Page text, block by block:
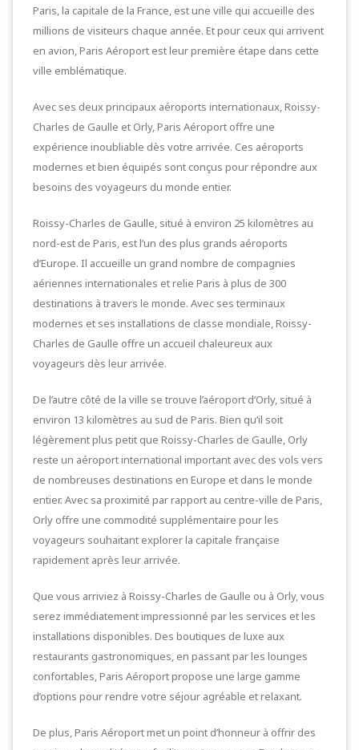
Paris, la capitale de la France, est une ville qui accueille des
millions de visiteurs chaque année. Et pour ceux qui arrivent
en avion, Paris Aéroport est leur première étape dans cette
ville emblématique.
Avec ses deux principaux aéroports internationaux, Roissy-
Charles de Gaulle et Orly, Paris Aéroport offre une
expérience inoubliable dès votre arrivée. Ces aéroports
modernes et bien équipés sont conçus pour répondre aux
besoins des voyageurs du monde entier.
Roissy-Charles de Gaulle, situé à environ 25 kilomètres au
nord-est de Paris, est l’un des plus grands aéroports
d’Europe. Il accueille un grand nombre de compagnies
aériennes internationales et relie Paris à plus de 300
destinations à travers le monde. Avec ses terminaux
modernes et ses installations de classe mondiale, Roissy-
Charles de Gaulle offre un accueil chaleureux aux
voyageurs dès leur arrivée.
De l’autre côté de la ville se trouve l’aéroport d’Orly, situé à
environ 13 kilomètres au sud de Paris. Bien qu’il soit
légèrement plus petit que Roissy-Charles de Gaulle, Orly
reste un aéroport international important avec des vols vers
de nombreuses destinations en Europe et dans le monde
entier. Avec sa proximité par rapport au centre-ville de Paris,
Orly offre une commodité supplémentaire pour les
voyageurs souhaitant explorer la capitale française
rapidement après leur arrivée.
Que vous arriviez à Roissy-Charles de Gaulle ou à Orly, vous
serez immédiatement impressionné par les services et les
installations disponibles. Des boutiques de luxe aux
restaurants gastronomiques, en passant par les lounges
confortables, Paris Aéroport propose une large gamme
d’options pour rendre votre séjour agréable et relaxant.
De plus, Paris Aéroport met un point d’honneur à offrir des